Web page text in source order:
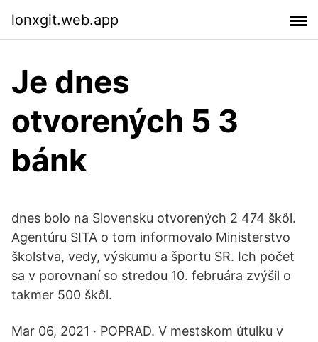
lonxgit.web.app
Je dnes
otvorených 5 3
bánk
dnes bolo na Slovensku otvorených 2 474 škôl.
Agentúru SITA o tom informovalo Ministerstvo
školstva, vedy, výskumu a športu SR. Ich počet
sa v porovnaní so stredou 10. februára zvýšil o
takmer 500 škôl.
Mar 06, 2021 · POPRAD. V mestskom útulku v